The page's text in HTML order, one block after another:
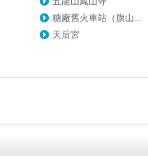
糖廠舊火車站（旗山...
天后宮